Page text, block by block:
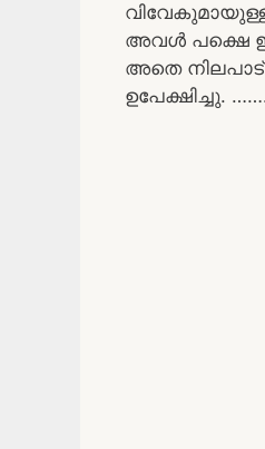
അവൾ പക്ഷെ
അതെ
ഉപേക്ഷിച്ചു.